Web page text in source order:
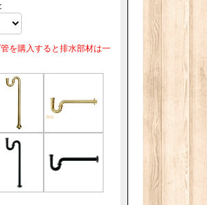
を購入すると排水部材は一